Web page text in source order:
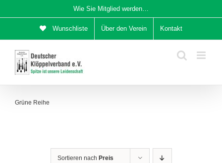
Inhalt
Wie Sie Mitglied werden…
Wunschliste Über den Verein Kontakt
Grüne Reihe
Sortieren nach Preis